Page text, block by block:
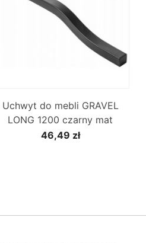
Uchwyt do mebli GRAVEL
LONG 1200 czarny mat
46,49 zł